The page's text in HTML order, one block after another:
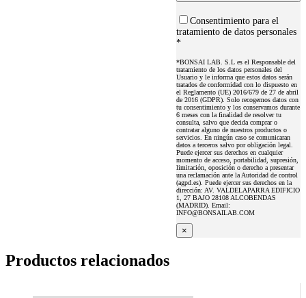
Consentimiento para el
tratamiento de datos personales
*
*BONSAI LAB. S.L es el Responsable del
tratamiento de los datos personales del
Usuario y le informa que estos datos serán
tratados de conformidad con lo dispuesto en
el Reglamento (UE) 2016/679 de 27 de abril
de 2016 (GDPR). Solo recogemos datos con
tu consentimiento y los conservamos durante
6 meses con la finalidad de resolver tu
consulta, salvo que decida comprar o
contratar alguno de nuestros productos o
servicios. En ningún caso se comunicaran
datos a terceros salvo por obligación legal.
Puede ejercer sus derechos en cualquier
momento de acceso, portabilidad, supresión,
limitación, oposición o derecho a presentar
una reclamación ante la Autoridad de control
(agpd.es). Puede ejercer sus derechos en la
dirección: AV. VALDELAPARRA EDIFICIO
1, 27 BAJO 28108 ALCOBENDAS
(MADRID). Email:
INFO@BONSAILAB.COM
×
Productos relacionados